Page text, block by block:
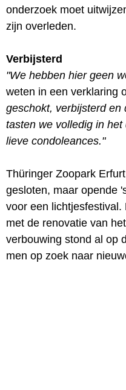
onderzoek moet
zijn overleden.
Verbijsterd
"We hebben hier geen
weten in een verklaring
geschokt, verbijsterd en
tasten we volledig in
lieve condoleances."
Thüringer Zoopark
gesloten, maar opende
voor een
met de renovatie van
verbouwing stond al op
men op zoek naar